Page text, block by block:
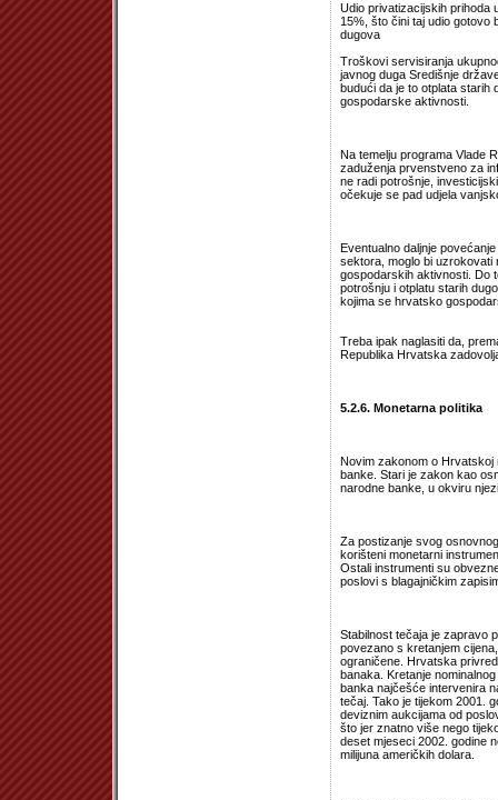
Udio privatizacijskih prihoda
15%, što čini taj udio gotovo
dugova
Troškovi servisiranja
javnog duga Središnje
budući da je to otplata starih
gospodarske aktivnosti.
Na temelju programa Vlade
zaduženja prvenstveno za
ne radi potrošnje,
očekuje se pad udjela
Eventualno daljnje
sektora, moglo bi uzrokovati
gospodarskih aktivnosti. Do
potrošnju i otplatu starih
kojima se hrvatsko
Treba ipak naglasiti da,
Republika Hrvatska
5.2.6. Monetarna politika
Novim zakonom o Hrvatskoj
banke. Stari je zakon kao
narodne banke, u okviru
Za postizanje svog
korišteni monetarni
Ostali instrumenti su
poslovi s blagajničkim
Stabilnost tečaja je zapravo
povezano s kretanjem
ograničene. Hrvatska
banaka. Kretanje
banka najčešće intervenira
tečaj. Tako je tijekom 2001.
deviznim aukcijama od
što jer znatno više nego
deset mjeseci 2002. godine
milijuna američkih dolara.